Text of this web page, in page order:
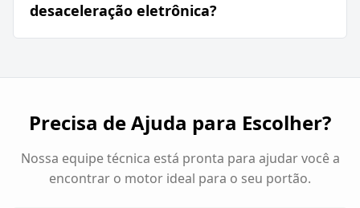
desaceleração eletrônica?
Precisa de Ajuda para Escolher?
Nossa equipe técnica está pronta para ajudar você a
encontrar o motor ideal para o seu portão.